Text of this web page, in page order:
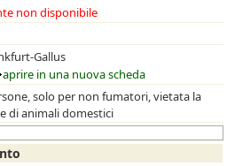
non disponibile
Gallus
aprire in una nuova scheda
solo per non fumatori, vietata la
di animali domestici